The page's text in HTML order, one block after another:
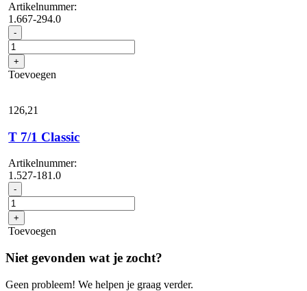
Artikelnummer:
1.667-294.0
- NT
75/1
Tact
Me
Te
aantal
+
Toevoegen
126,21
T 7/1 Classic
Artikelnummer:
1.527-181.0
- T
7/1
Classic
aantal
+
Toevoegen
Niet gevonden wat je zocht?
Geen probleem! We helpen je graag verder.